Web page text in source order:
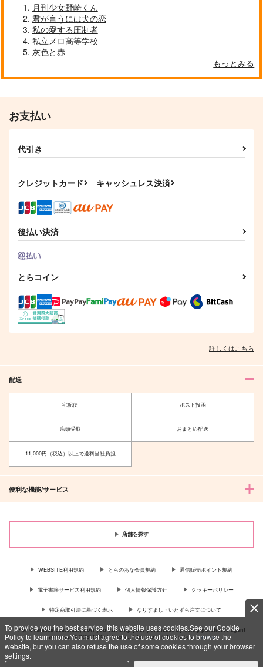
To provide you the best service, this website uses cookies.See our Cookie
Policy to learn more.You must agree to the use of cookies to browse the
website, but you can also refuse the use of some cookies through your browser
settings.
月刊少女野崎くん
君が言うには犬の恋
私の愛する圧制者
私立メロ高等学校
灰色と赤
もっとみる
お支払い
代引き
クレジットカード キャッシュレス決済
後払い決済
とらコイン
詳しくはこちら
配送
宅配便 ポスト投函
店頭受取 おまとめ配送
11,000円（税込）以上で送料当社負担
便利な機能/サービス
店舗を探す
WEBSITE利用規約 とらのあな会員規約 通信販売ポイント規約
電子書籍サービス利用規約 個人情報保護方針 クッキーポリシー
特定商取引法に基づく表示 なりすまし・いたずら注文について
For Overseas customer, now you can ship your purchases by using purchases agent
services “AOCS”! Click {more…} for more information …more